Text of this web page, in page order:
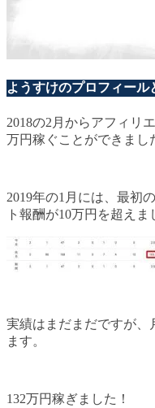
ようすけのプロフィール
2018の2月からアフィリ
万円稼ぐことができまし
2019年の1月には、最初
ト報酬が10万円を超えま
実績はまだまだですが、
ます。
132万円稼ぎました！